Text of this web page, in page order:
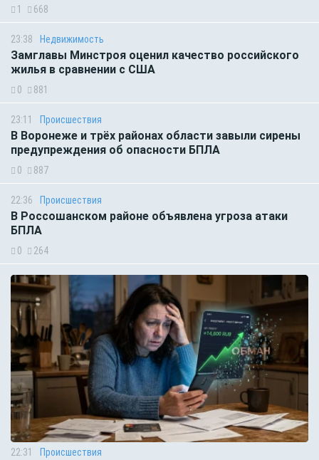
1 668
23:38 Недвижимость
Замглавы Минстроя оценил качество российского
жилья в сравнении с США
0 881
23:11 Происшествия
В Воронеже и трёх районах области завыли сирены
предупреждения об опасности БПЛА
0 887
22:36 Происшествия
В Россошанском районе объявлена угроза атаки
БПЛА
0 264
22:31 Происшествия